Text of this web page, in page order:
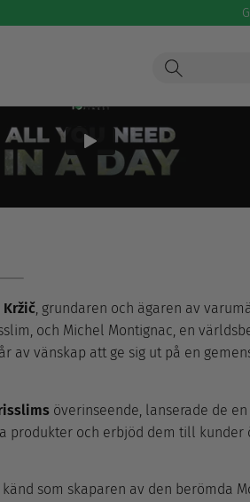
Kržič, grundaren och ägaren av
och Michel Montignac, en
av vänskap att ge sig ut på en
överinseende, lanserade de en
produkter och erbjöd dem till kunder
känd som skaparen av den berömda